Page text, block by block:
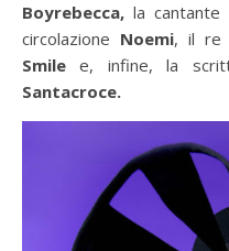
Boyrebecca, la
circolazione Noemi, il re
Smile e, infine, la
Santacroce.